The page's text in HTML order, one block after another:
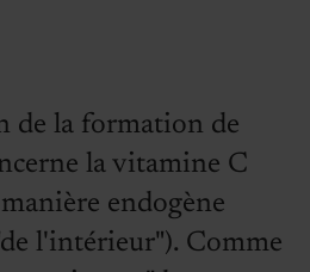
de la formation de
la vitamine C
endogène
l'intérieur"). Comme